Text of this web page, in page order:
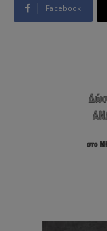
Facebook